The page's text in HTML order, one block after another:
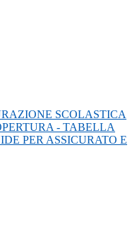
SCOLASTICA
- TABELLA
PER ASSICURATO E